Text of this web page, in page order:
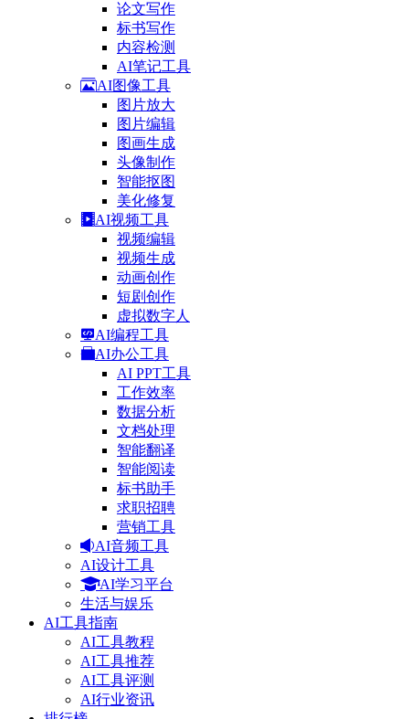
论文写作
标书写作
内容检测
AI笔记工具
AI图像工具
图片放大
图片编辑
图画生成
头像制作
智能抠图
美化修复
AI视频工具
视频编辑
视频生成
动画创作
短剧创作
虚拟数字人
AI编程工具
AI办公工具
AI PPT工具
工作效率
数据分析
文档处理
智能翻译
智能阅读
标书助手
求职招聘
营销工具
AI音频工具
AI设计工具
AI学习平台
生活与娱乐
AI工具指南
AI工具教程
AI工具推荐
AI工具评测
AI行业资讯